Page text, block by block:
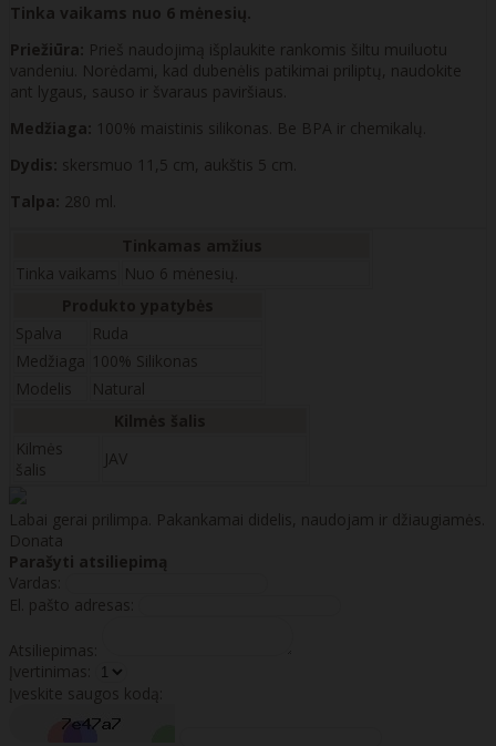
Tinka vaikams nuo 6 mėnesių.
Priežiūra: Prieš naudojimą išplaukite rankomis šiltu muiluotu
vandeniu. Norėdami, kad dubenėlis patikimai priliptų, naudokite
ant lygaus, sauso ir švaraus paviršiaus.
Medžiaga: 100% maistinis silikonas. Be BPA ir chemikalų.
Dydis: skersmuo 11,5 cm, aukštis 5 cm.
Talpa: 280 ml.
Tinka vaikams Nuo 6 mėnesių.
Spalva
Ruda
Medžiaga 100% Silikonas
Modelis
Natural
Kilmės
šalis
JAV
Labai gerai prilimpa. Pakankamai didelis, naudojam ir džiaugiamės.
Donata
Parašyti atsiliepimą
Vardas:
El. pašto adresas:
Atsiliepimas:
Įvertinimas:
Įveskite saugos kodą: